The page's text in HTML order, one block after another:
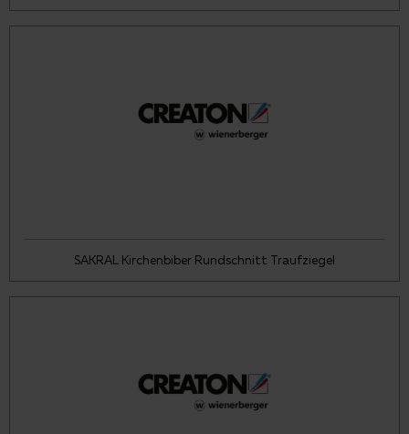
SAKRAL Kirchenbiber Rundschnitt Traufziegel